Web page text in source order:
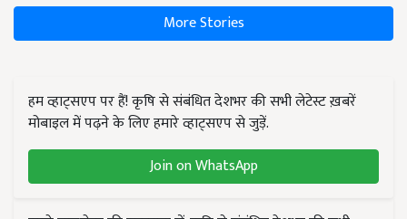
More Stories
हम व्हाट्सएप पर हैं! कृषि से संबंधित देशभर की सभी लेटेस्ट ख़बरें
मोबाइल में पढ़ने के लिए हमारे व्हाट्सएप से जुड़ें.
Join on WhatsApp